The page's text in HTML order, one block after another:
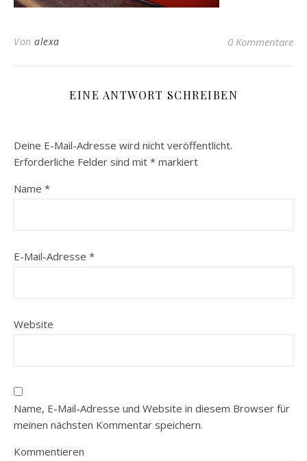
Von alexa 0 Kommentare
EINE ANTWORT SCHREIBEN
Deine E-Mail-Adresse wird nicht veröffentlicht.
Erforderliche Felder sind mit * markiert
Name *
E-Mail-Adresse *
Website
Name, E-Mail-Adresse und Website in diesem Browser für
meinen nächsten Kommentar speichern.
Kommentieren